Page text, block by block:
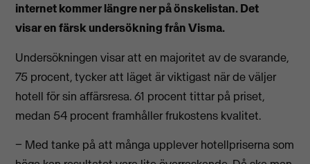
internet kommer längre ner på önskelistan. Det
visar en färsk undersökning från Visma.
Undersökningen visar att en majoritet av de svarande,
75 procent, tycker att läget är viktigast när de väljer
hotell för sin affärsresa. 61 procent tittar på priset,
medan 54 procent framhåller frukostens kvalitet.
− Med tanke på att många upplever hotellpriserna som